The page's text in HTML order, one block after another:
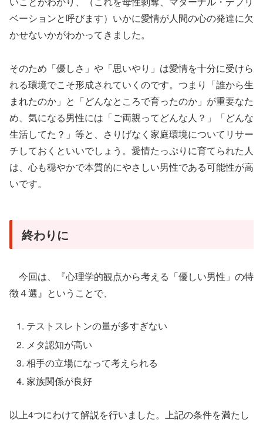
ベーションと呼びます）いかに愛情が人間の心の発達に欠
かせないかがわかってきました。
そのため「優しさ」や「思いやり」は愛情を十分に受けら
れる環境でこそ形成されていくのです。 つまり「誰から生
まれたのか」と「どんなところで育ったのか」が重要なた
め、気になる男性には「ご両親ってどんな人？」「どんな
生活してた？」等と、さりげなく家庭環境についてリサー
チしておくといいでしょう。愛情たっぷりに育てられた人
は、心も穏やかで本質的にやさしい男性である可能性が高
いです。
終わりに
今回は、『心理学的観点から考える「優しい男性」の特
徴４選』ということで、
テストスレトンの量が多すぎない
メタ認知が高い
相手の立場になって考えられる
家族関係が良好
以上4つにわけて解説を行いました。上記の条件を満たし